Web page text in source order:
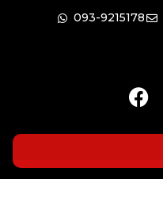
093-9215178